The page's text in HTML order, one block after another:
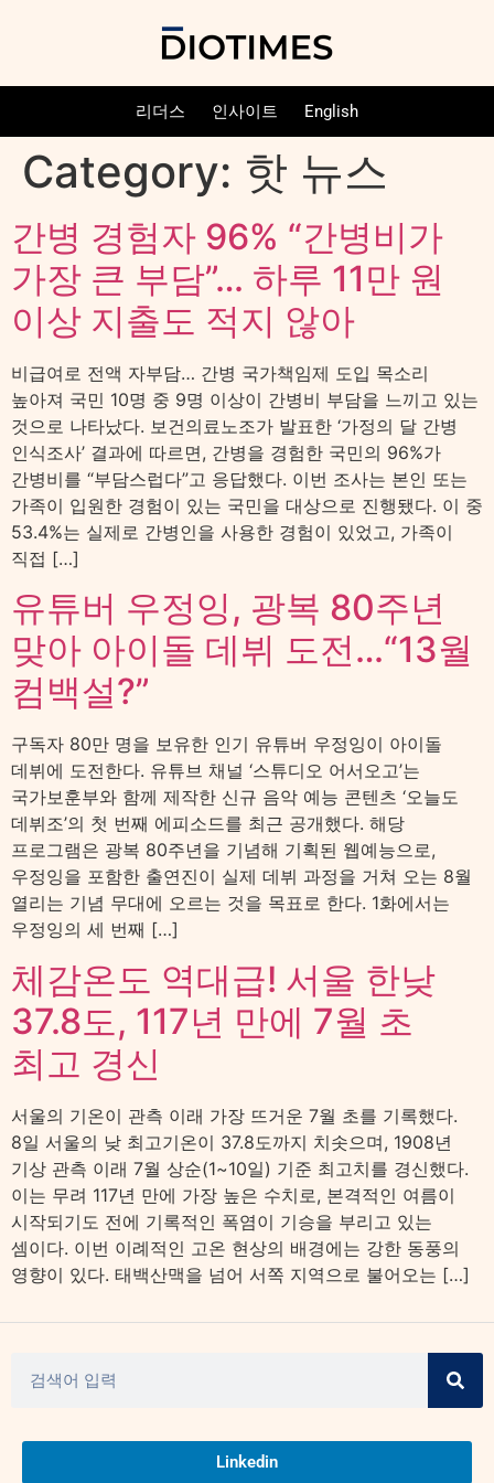
리더스 인사이트 English
Category: 핫 뉴스
간병 경험자 96% “간병비가
가장 큰 부담”… 하루 11만 원
이상 지출도 적지 않아
비급여로 전액 자부담… 간병 국가책임제 도입 목소리
높아져 국민 10명 중 9명 이상이 간병비 부담을 느끼고 있는
것으로 나타났다. 보건의료노조가 발표한 ‘가정의 달 간병
인식조사’ 결과에 따르면, 간병을 경험한 국민의 96%가
간병비를 “부담스럽다”고 응답했다. 이번 조사는 본인 또는
가족이 입원한 경험이 있는 국민을 대상으로 진행됐다. 이 중
53.4%는 실제로 간병인을 사용한 경험이 있었고, 가족이
직접 […]
유튜버 우정잉, 광복 80주년
맞아 아이돌 데뷔 도전…“13월
컴백설?”
구독자 80만 명을 보유한 인기 유튜버 우정잉이 아이돌
데뷔에 도전한다. 유튜브 채널 ‘스튜디오 어서오고’는
국가보훈부와 함께 제작한 신규 음악 예능 콘텐츠 ‘오늘도
데뷔조’의 첫 번째 에피소드를 최근 공개했다. 해당
프로그램은 광복 80주년을 기념해 기획된 웹예능으로,
우정잉을 포함한 출연진이 실제 데뷔 과정을 거쳐 오는 8월
열리는 기념 무대에 오르는 것을 목표로 한다. 1화에서는
우정잉의 세 번째 […]
체감온도 역대급! 서울 한낮
37.8도, 117년 만에 7월 초
최고 경신
서울의 기온이 관측 이래 가장 뜨거운 7월 초를 기록했다.
8일 서울의 낮 최고기온이 37.8도까지 치솟으며, 1908년
기상 관측 이래 7월 상순(1~10일) 기준 최고치를 경신했다.
이는 무려 117년 만에 가장 높은 수치로, 본격적인 여름이
시작되기도 전에 기록적인 폭염이 기승을 부리고 있는
셈이다. 이번 이례적인 고온 현상의 배경에는 강한 동풍의
영향이 있다. 태백산맥을 넘어 서쪽 지역으로 불어오는 […]
Linkedin